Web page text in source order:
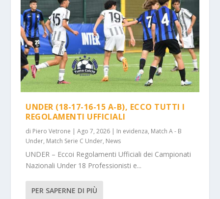
NAPOLI – TRE EX BENEVENTO U17
“SVINCOL...
SAVOIA – COLPO CAPASSO PER L’UNDER 15
UNDER (18-17-16-15 A-B), ECCO TUTTI I
REGOLAMENTI UFFICIALI
di Piero Vetrone |Ago 7, 2026 | In evidenza, Match A - B
Under, Match Serie C Under, News
UNDER – Eccoi Regolamenti Ufficiali dei Campionati
Nazionali Under 18 Professionisti e...
PER SAPERNE DI PIÙ